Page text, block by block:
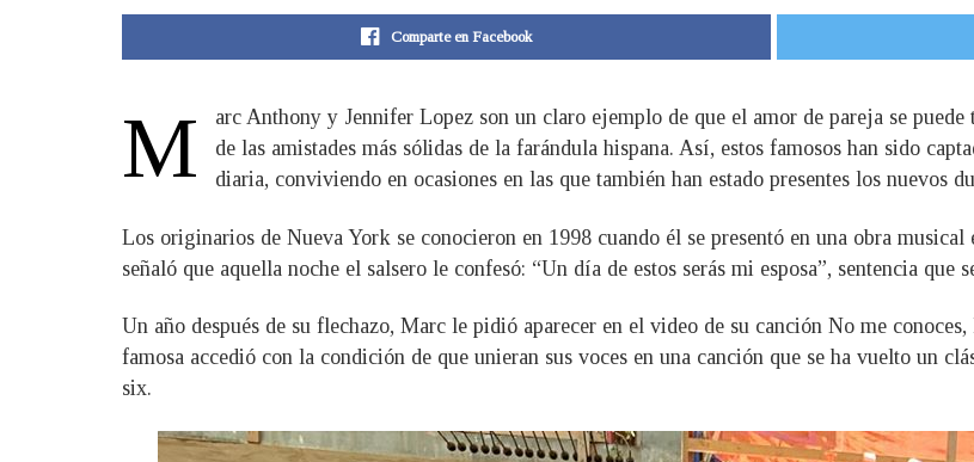
Comparte en Facebook
M
arc Anthony y Jennifer Lopez son un claro ejemplo de que el amor de pareja se
de las amistades más sólidas de la farándula hispana. Así, estos famosos han sido
diaria, conviviendo en ocasiones en las que también han estado presentes los nuevos
Los originarios de Nueva York se conocieron en 1998 cuando él se presentó en una obra
señaló que aquella noche el salsero le confesó: “Un día de estos serás mi esposa”, sentencia que
Un año después de su flechazo, Marc le pidió aparecer en el video de su canción No me
famosa accedió con la condición de que unieran sus voces en una canción que se ha vuelto un
six.